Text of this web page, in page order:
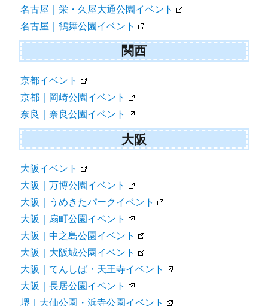
名古屋｜栄・久屋大通公園イベント
名古屋｜鶴舞公園イベント
関西
京都イベント
京都｜岡崎公園イベント
奈良｜奈良公園イベント
大阪
大阪イベント
大阪｜万博公園イベント
大阪｜うめきたパークイベント
大阪｜扇町公園イベント
大阪｜中之島公園イベント
大阪｜大阪城公園イベント
大阪｜てんしば・天王寺イベント
大阪｜長居公園イベント
堺｜大仙公園・浜寺公園イベント